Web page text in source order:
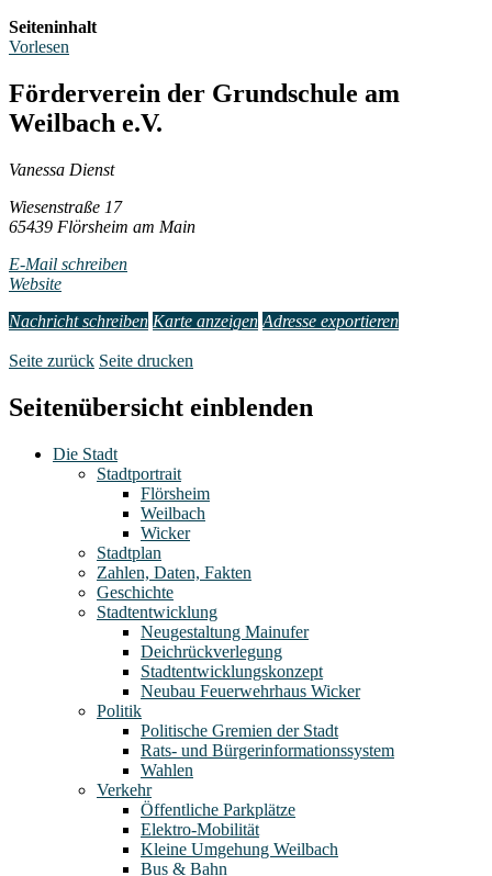
Seiteninhalt
Vorlesen
Förderverein der Grundschule am
Weilbach e.V.
Vanessa Dienst
Wiesenstraße 17
65439 Flörsheim am Main
E-Mail schreiben
Website
Nachricht schreiben Karte anzeigen Adresse exportieren
Seite zurück Seite drucken
Seitenübersicht einblenden
Die Stadt
Stadtportrait
Flörsheim
Weilbach
Wicker
Stadtplan
Zahlen, Daten, Fakten
Geschichte
Stadtentwicklung
Neugestaltung Mainufer
Deichrückverlegung
Stadtentwicklungskonzept
Neubau Feuerwehrhaus Wicker
Politik
Politische Gremien der Stadt
Rats- und Bürgerinformationssystem
Wahlen
Verkehr
Öffentliche Parkplätze
Elektro-Mobilität
Kleine Umgehung Weilbach
Bus & Bahn